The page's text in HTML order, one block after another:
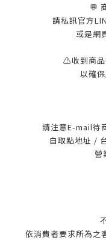
💬
請私訊官方
或是網
⚠️收到商
以確
請注意E-mail待
自取點地址 /
營
依消費者要求所為之